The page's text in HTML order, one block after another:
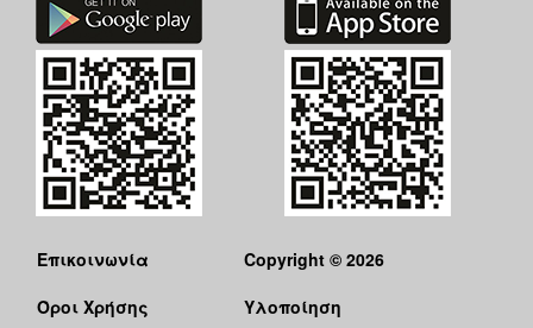
Επικοινωνία
Όροι Χρήσης
Copyright © 2026
Υλοποίηση